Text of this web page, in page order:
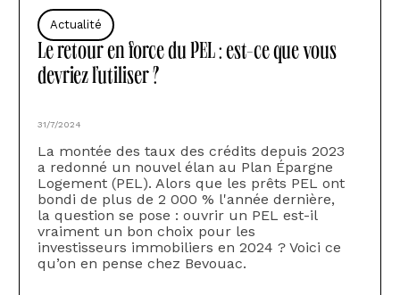
Actualité
Le retour en force du PEL : est-ce que vous
devriez l’utiliser ?
31/7/2024
La montée des taux des crédits depuis 2023
a redonné un nouvel élan au Plan Épargne
Logement (PEL). Alors que les prêts PEL ont
bondi de plus de 2 000 % l'année dernière,
la question se pose : ouvrir un PEL est-il
vraiment un bon choix pour les
investisseurs immobiliers en 2024 ? Voici ce
qu’on en pense chez Bevouac.